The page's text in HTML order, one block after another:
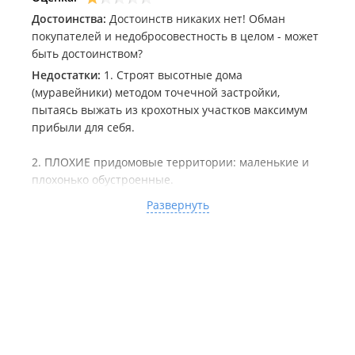
Достоинства: Достоинств никаких нет! Обман
покупателей и недобросовестность в целом - может
быть достоинством?
Недостатки: 1. Строят высотные дома
(муравейники) методом точечной застройки,
пытаясь выжать из крохотных участков максимум
прибыли для себя.
2. ПЛОХИЕ придомовые территории: маленькие и
плохонько обустроенные.
3. Плохое качество материалов! Тут есть уже отзывы
Развернуть